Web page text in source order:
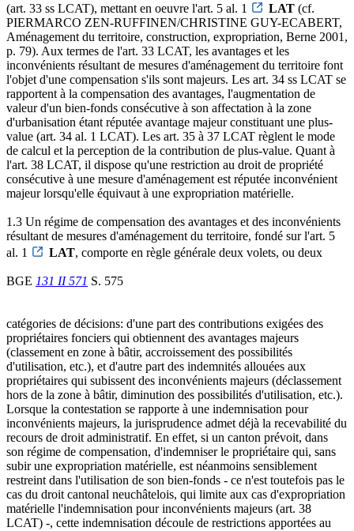
(art. 33 ss LCAT), mettant en oeuvre l'art. 5 al. 1
LAT (cf.
PIERMARCO ZEN-RUFFINEN/CHRISTINE GUY-ECABERT,
Aménagement du territoire, construction, expropriation, Berne 2001,
p. 79). Aux termes de l'art. 33 LCAT, les avantages et les
inconvénients résultant de mesures d'aménagement du territoire font
l'objet d'une compensation s'ils sont majeurs. Les art. 34 ss LCAT se
rapportent à la compensation des avantages, l'augmentation de
valeur d'un bien-fonds consécutive à son affectation à la zone
d'urbanisation étant réputée avantage majeur constituant une plus-
value (art. 34 al. 1 LCAT). Les art. 35 à 37 LCAT règlent le mode
de calcul et la perception de la contribution de plus-value. Quant à
l'art. 38 LCAT, il dispose qu'une restriction au droit de propriété
consécutive à une mesure d'aménagement est réputée inconvénient
majeur lorsqu'elle équivaut à une expropriation matérielle.
1.3 Un régime de compensation des avantages et des inconvénients
résultant de mesures d'aménagement du territoire, fondé sur l'art. 5
al. 1
LAT, comporte en règle générale deux volets, ou deux
BGE 131 II 571 S. 575
catégories de décisions: d'une part des contributions exigées des
propriétaires fonciers qui obtiennent des avantages majeurs
(classement en zone à bâtir, accroissement des possibilités
d'utilisation, etc.), et d'autre part des indemnités allouées aux
propriétaires qui subissent des inconvénients majeurs (déclassement
hors de la zone à bâtir, diminution des possibilités d'utilisation, etc.).
Lorsque la contestation se rapporte à une indemnisation pour
inconvénients majeurs, la jurisprudence admet déjà la recevabilité du
recours de droit administratif. En effet, si un canton prévoit, dans
son régime de compensation, d'indemniser le propriétaire qui, sans
subir une expropriation matérielle, est néanmoins sensiblement
restreint dans l'utilisation de son bien-fonds - ce n'est toutefois pas le
cas du droit cantonal neuchâtelois, qui limite aux cas d'expropriation
matérielle l'indemnisation pour inconvénients majeurs (art. 38
LCAT) -, cette indemnisation découle de restrictions apportées au